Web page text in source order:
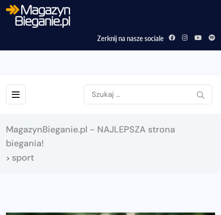
Zerknij na nasze sociale
MagazynBieganie.pl - NAJLEPSZA strona
biegania!
> sport